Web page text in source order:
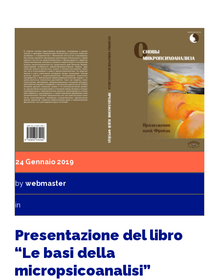
24 Gennaio 2019
by webmaster
in
Presentazione del libro
“Le basi della
micropsicoanalisi”